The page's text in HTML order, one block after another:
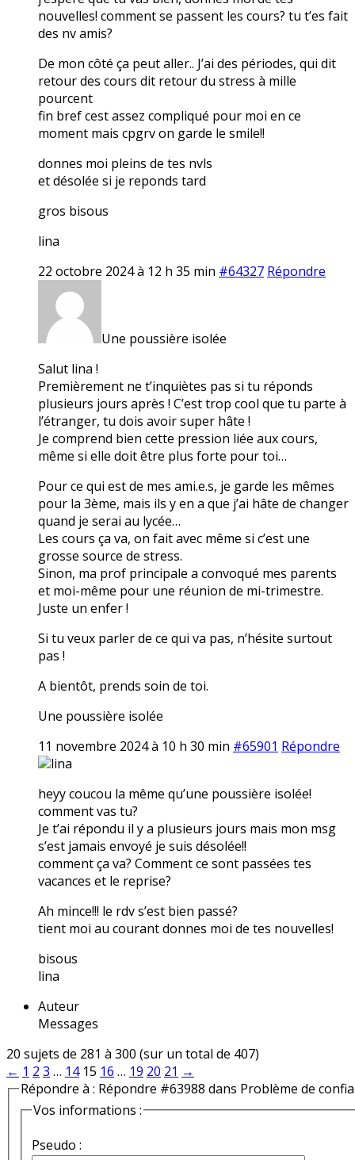
nouvelles! comment se passent les cours? tu t’es fait
des nv amis?
De mon côté ça peut aller.. J’ai des périodes, qui dit
retour des cours dit retour du stress à mille
pourcent
fin bref cest assez compliqué pour moi en ce
moment mais cpgrv on garde le smile!!
donnes moi pleins de tes nvls
et désolée si je reponds tard
gros bisous
lina
22 octobre 2024 à 12 h 35 min #64327 Répondre
Une poussière isolée
Salut lina !
Premièrement ne t’inquiètes pas si tu réponds
plusieurs jours après ! C’est trop cool que tu parte à
l’étranger, tu dois avoir super hâte !
Je comprend bien cette pression liée aux cours,
même si elle doit être plus forte pour toi…
Pour ce qui est de mes ami.e.s, je garde les mêmes
pour la 3ème, mais ils y en a que j’ai hâte de changer
quand je serai au lycée…
Les cours ça va, on fait avec même si c’est une
grosse source de stress.
Sinon, ma prof principale a convoqué mes parents
et moi-même pour une réunion de mi-trimestre.
Juste un enfer !
Si tu veux parler de ce qui va pas, n’hésite surtout
pas !
A bientôt, prends soin de toi.
Une poussière isolée
11 novembre 2024 à 10 h 30 min #65901 Répondre
lina
heyy coucou la même qu’une poussière isolée!
comment vas tu?
Je t’ai répondu il y a plusieurs jours mais mon msg
s’est jamais envoyé je suis désolée!!
comment ça va? Comment ce sont passées tes
vacances et le reprise?
Ah mince!!! le rdv s’est bien passé?
tient moi au courant donnes moi de tes nouvelles!
bisous
lina
Auteur
Messages
20 sujets de 281 à 300 (sur un total de 407)
← 1 2 3 … 14 15 16 … 19 20 21 →
Répondre à : Répondre #63988 dans Problème de
Vos informations :
Pseudo :